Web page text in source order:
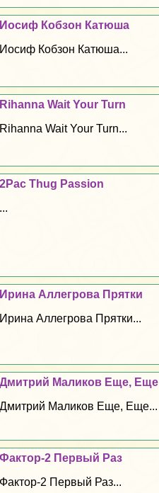
Иосиф Кобзон Катюша
Иосиф Кобзон Катюша...
Rihanna Wait Your Turn
Rihanna Wait Your Turn...
2Pac Thug Passion
...
Ирина Аллегрова Прятки
Ирина Аллегрова Прятки...
Дмитрий Маликов Еще, Еще
Дмитрий Маликов Еще, Еще...
Фактор-2 Первый Раз
Фактор-2 Первый Раз...